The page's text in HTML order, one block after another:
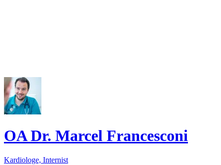
OA Dr. Marcel Francesconi
Kardiologe, Internist